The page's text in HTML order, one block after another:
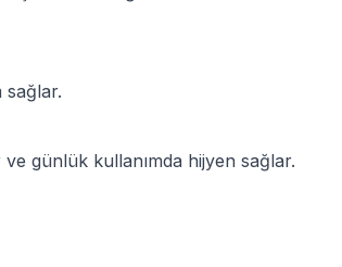
sağlar.
günlük kullanımda hijyen sağlar.